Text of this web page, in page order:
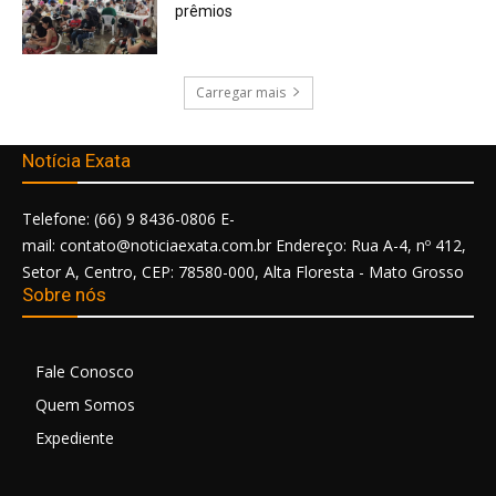
prêmios
Carregar mais
Notícia Exata
Telefone: (66) 9 8436-0806 E-
mail: contato@noticiaexata.com.br Endereço: Rua A-4, nº 412,
Setor A, Centro, CEP: 78580-000, Alta Floresta - Mato Grosso
Sobre nós
Fale Conosco
Quem Somos
Expediente